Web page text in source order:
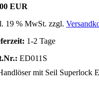
EUR
19 % MwSt. zzgl.
1-2 Tage
ED011S